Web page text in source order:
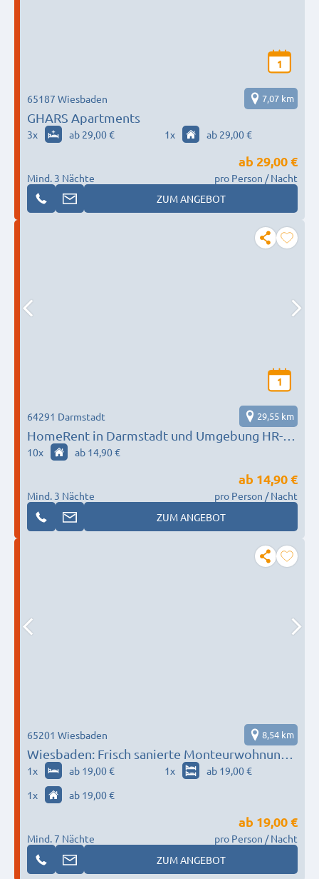
1
GHARS Apartments
65187 Wiesbaden 7,07 km
3x ab 29,00 € 1x ab 29,00 €
Mind. 3 Nächte
ab 29,00 €
pro Person / Nacht
ZUM ANGEBOT
1
HomeRent in Darmstadt und Umgebung HR-
55124-darmstadt
64291 Darmstadt 29,55 km
10x ab 14,90 €
Mind. 3 Nächte
ab 14,90 €
pro Person / Nacht
ZUM ANGEBOT
Wiesbaden: Frisch sanierte Monteurwohnung:
Parkplatz + TV + WLAN + Vollausstattung
65201 Wiesbaden 8,54 km
1x ab 19,00 € 1x
ab 19,00 €
1x ab 19,00 €
Mind. 7 Nächte
ab 19,00 €
pro Person / Nacht
ZUM ANGEBOT